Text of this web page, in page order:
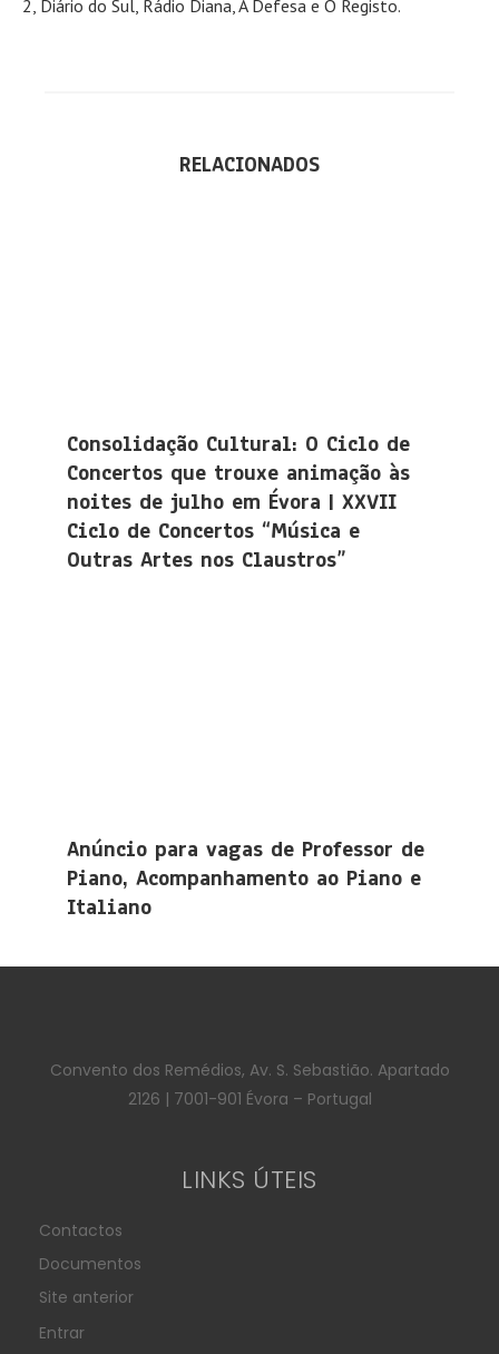
2, Diário do Sul, Rádio Diana, A Defesa e O Registo.
RELACIONADOS
Consolidação Cultural: O Ciclo de
Concertos que trouxe animação às
noites de julho em Évora | XXVII
Ciclo de Concertos “Música e
Outras Artes nos Claustros”
Anúncio para vagas de Professor de
Piano, Acompanhamento ao Piano e
Italiano
Convento dos Remédios, Av. S. Sebastião. Apartado
2126 | 7001-901 Évora – Portugal
LINKS ÚTEIS
Contactos
Documentos
Site anterior
Entrar